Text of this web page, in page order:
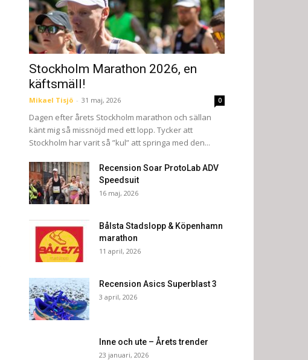
Stockholm Marathon 2026, en
käftsmäll!
Mikael Tisjö - 31 maj, 2026 0
Dagen efter årets Stockholm marathon och sällan
känt mig så missnöjd med ett lopp. Tycker att
Stockholm har varit så ”kul” att springa med den...
Recension Soar ProtoLab ADV
Speedsuit
16 maj, 2026
Bålsta Stadslopp & Köpenhamn
marathon
11 april, 2026
Recension Asics Superblast 3
3 april, 2026
Inne och ute – Årets trender
23 januari, 2026